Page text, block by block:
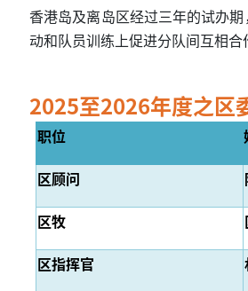
香港岛及离岛区经过三年的试办
动和队员训练上促进分队间互相
2025至2026年度之区
职位
区顾问
区牧
区指挥官